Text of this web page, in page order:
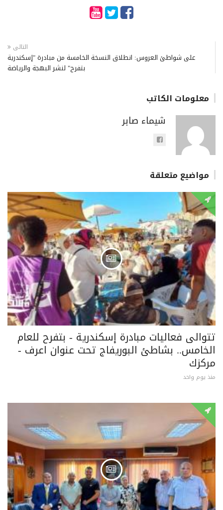
التالى
على شواطئ العروس: انطلاق النسخة الخامسة من مبادرة "إسكندرية
بتفرح" لنشر البهجة والرياضة
معلومات الكاتب
شيماء صابر
مواضيع متعلقة
تتوالى فعاليات مبادرة إسكندرية - بتفرح للعام
الخامس.. بشاطئ البوريفاج تحت عنوان اعرف -
مركزك
منذ يوم واحد